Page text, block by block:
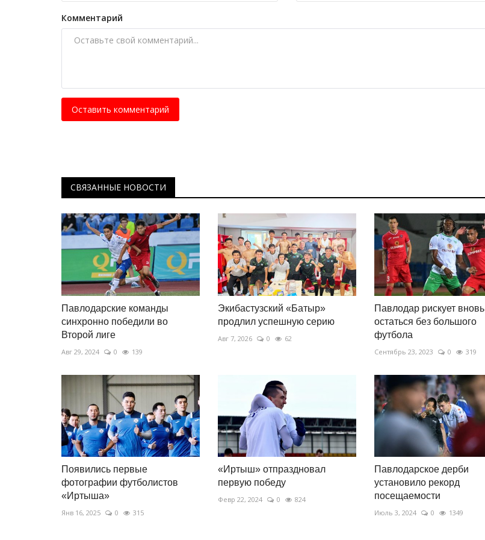
Комментарий
Оставить комментарий
СВЯЗАННЫЕ НОВОСТИ
Павлодарские команды
синхронно победили во
Второй лиге
Авг 29, 2024 0 139
Экибастузский «Батыр»
продлил успешную серию
Авг 7, 2026 0 62
Павлодар рискует вновь
остаться без большого
футбола
Сентябрь 23, 2023 0 319
Появились первые
фотографии футболистов
«Иртыша»
Янв 16, 2025 0 315
«Иртыш» отпраздновал
первую победу
Февр 22, 2024 0 824
Павлодарское дерби
установило рекорд
посещаемости
Июль 3, 2024 0 1349